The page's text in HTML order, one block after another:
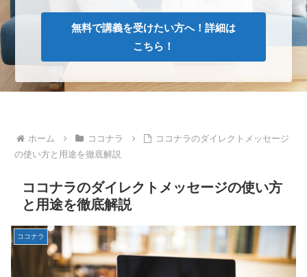
無料で講義を受けたい方へ！詳細は
こちら！
ホーム ココナラ
ココナラのダイレクトメッセージ
の使い方と用途を徹底解説
ココナラのダイレクトメッセージの使い方
と用途を徹底解説
ココナラ